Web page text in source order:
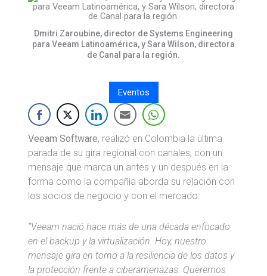
Dmitri Zaroubine, director de Systems Engineering
para Veeam Latinoamérica, y Sara Wilson, directora
de Canal para la región.
Eventos
Veeam Software, realizó en Colombia la última
parada de su gira regional con canales, con un
mensaje que marca un antes y un después en la
forma como la compañía aborda su relación con
los socios de negocio y con el mercado.
“Veeam nació hace más de una década enfocado
en el backup y la virtualización. Hoy, nuestro
mensaje gira en torno a la resiliencia de los datos y
la protección frente a ciberamenazas. Queremos